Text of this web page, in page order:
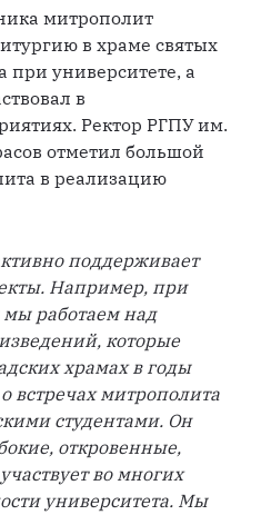
митрополит
в храме святых
при университете, а
в
Ректор РГПУ им.
отметил большой
в реализацию
поддерживает
Например, при
работаем над
которые
храмах в годы
встречах митрополита
студентами. Он
откровенные,
во многих
университета. Мы